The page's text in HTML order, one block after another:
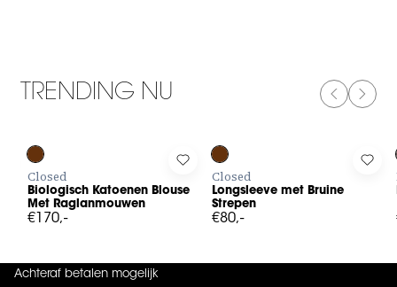
TRENDING NU
in to add Biologisch Katoenen Blouse Met
Closed
Biologisch Katoenen Blouse
Met Raglanmouwen
€170,-
Log in to add Longsleeve met
Closed
Longsleeve met Bruine
Strepen
€80,-
Log
Achteraf betalen mogelijk
4.9 uit 5 (737 reviews